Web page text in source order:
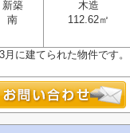
新築
南
木造
112.62㎡
に建てられた物件です。